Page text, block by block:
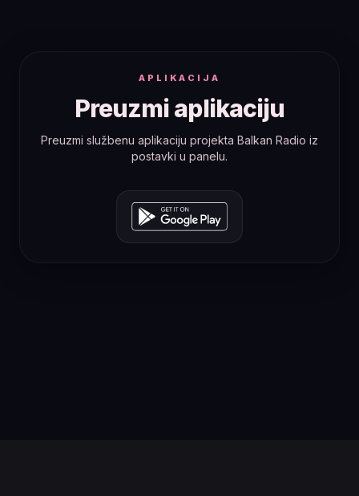
APLIKACIJA
Preuzmi aplikaciju
Preuzmi službenu aplikaciju projekta Balkan Radio iz
postavki u panelu.